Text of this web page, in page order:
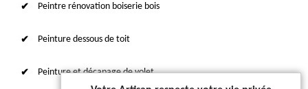
Peintre rénovation boiserie bois
Peinture dessous de toit
Peinture et décapage de volet